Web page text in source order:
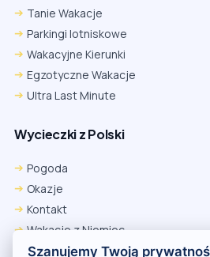
Tanie Wakacje
Parkingi lotniskowe
Wakacyjne Kierunki
Egzotyczne Wakacje
Ultra Last Minute
Wycieczki z Polski
Pogoda
Okazje
Kontakt
Wakacje z Niemiec
Polityka Prywatności
Firefox
Ustawienia → Prywatność i
firm → ustaw „Zezwalaj”.
Na czas rezerwacji nie blokuj cookies i
Szanujemy Twoją